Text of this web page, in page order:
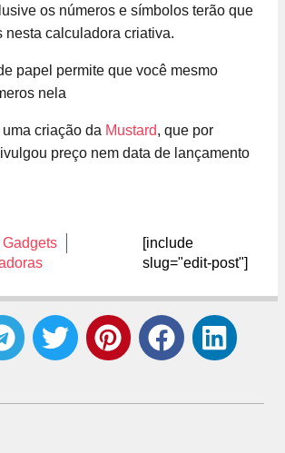
os números e símbolos terão que
nesta calculadora criativa.
criação da Mustard, que por
preço nem data de lançamento
Gadgets
[include
slug="edit-post"]